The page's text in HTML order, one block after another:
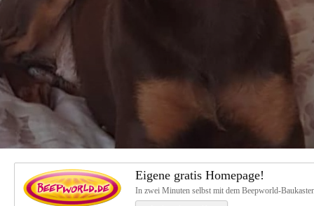
Eigene gratis Homepage!
In zwei Minuten selbst mit dem Beepworld-
Kontakt
Kontaktformular
Gästebuch
Impressum